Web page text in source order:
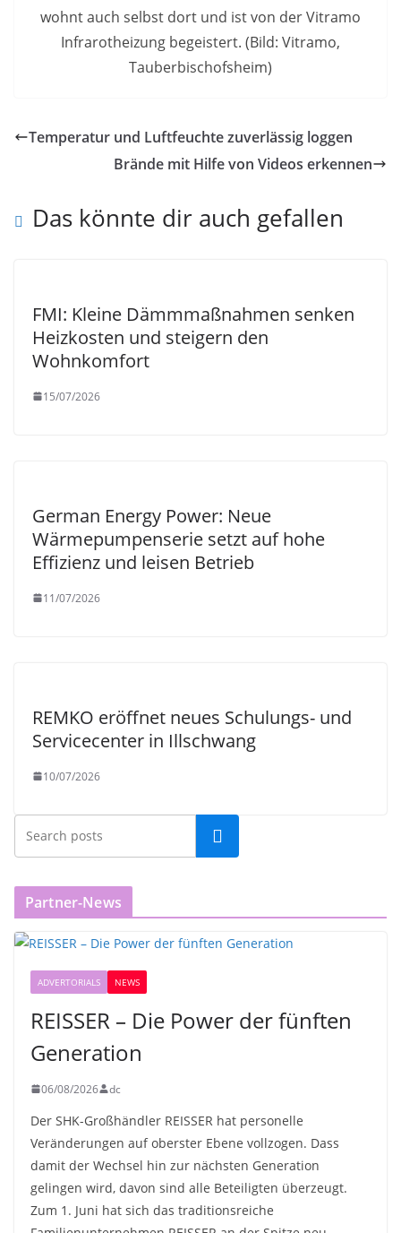
wohnt auch selbst dort und ist von der Vitramo
Infrarotheizung begeistert. (Bild: Vitramo,
Tauberbischofsheim)
Temperatur und Luftfeuchte zuverlässig loggen
Brände mit Hilfe von Videos erkennen
Das könnte dir auch gefallen
FMI: Kleine Dämmmaßnahmen senken
Heizkosten und steigern den
Wohnkomfort
15/07/2026
German Energy Power: Neue
Wärmepumpenserie setzt auf hohe
Effizienz und leisen Betrieb
11/07/2026
REMKO eröffnet neues Schulungs- und
Servicecenter in Illschwang
10/07/2026
Partner-News
ADVERTORIALS NEWS
REISSER – Die Power der fünften
Generation
06/08/2026 dc
Der SHK-Großhändler REISSER hat personelle
Veränderungen auf oberster Ebene vollzogen. Dass
damit der Wechsel hin zur nächsten Generation
gelingen wird, davon sind alle Beteiligten überzeugt.
Zum 1. Juni hat sich das traditionsreiche